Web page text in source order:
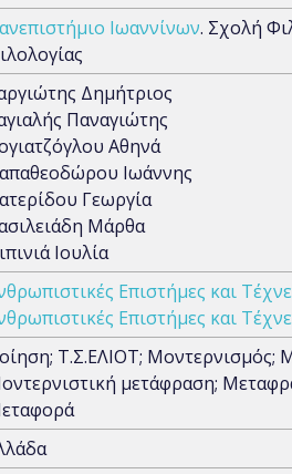
Ιωαννίνων. Σχολή
Δημήτριος
Παναγιώτης
Αθηνά
Ιωάννης
Γεωργία
Μάρθα
Ιουλία
Επιστήμες και
Επιστήμες και
Τ.Σ.ΕΛΙΟΤ; Μοντερνισμός;
μετάφραση;